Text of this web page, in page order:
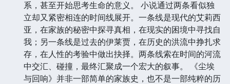
系，甚至开始思考生命的意义。 小说通过两条看似独
立却又紧密相连的时间线展开。一条线是现代的艾莉西
亚，在家族的秘密中探寻真相，在现实的困境中寻找自
我；另一条线是过去的伊莱贾，在历史的洪流中挣扎求
存，在人性的考验中做出抉择。两条线索在时间的河流
中交汇、碰撞，最终汇聚成一个宏大的叙事。 《尘埃
与回响》并非一部简单的家族史，也不是一部纯粹的历